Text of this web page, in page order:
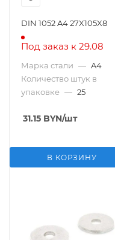
DIN 1052 A4 27X105X8
Под заказ к 29.08
Марка стали — A4
Количество штук в
упаковке — 25
31.15 BYN/шт
В КОРЗИНУ